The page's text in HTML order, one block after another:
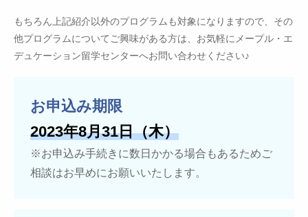
もちろん上記紹介以外のプログラムも対象になりますので、その
他プログラムについてご興味がある方は、お気軽にメープル・エ
デュケーション留学センターへお問い合わせください♪
お申込み期限
2023年8月31日（木）
※お申込み手続きに数日かかる場合もあるためご
相談はお早めにお願いいたします。